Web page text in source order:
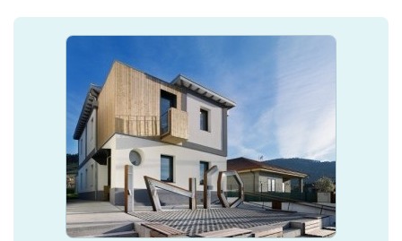
INSTALACIONES
SERVICIOS
SEDE ELECTRÓNICA
CUÉNTANOS